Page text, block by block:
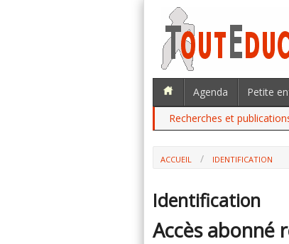
Agenda Petite
Recherches et
ACCUEIL IDENTIFICATION
Identification
Accès abonné